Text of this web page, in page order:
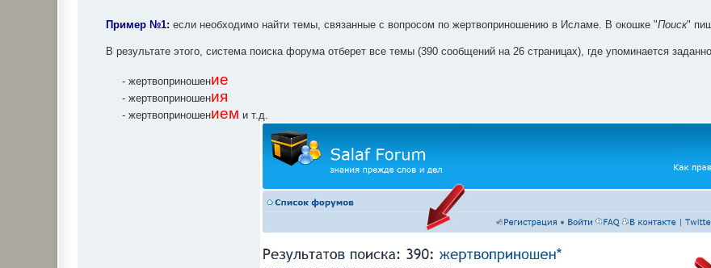
Пример №1: если необходимо найти темы, связанные с вопросом по жертвоприношению в Исламе. В окошке "Поиск"
В результате этого, система поиска форума отберет все темы (390 сообщений на 26 страницах), где упоминается
- жертвоприношение
- жертвоприношения
- жертвоприношением и т.д.